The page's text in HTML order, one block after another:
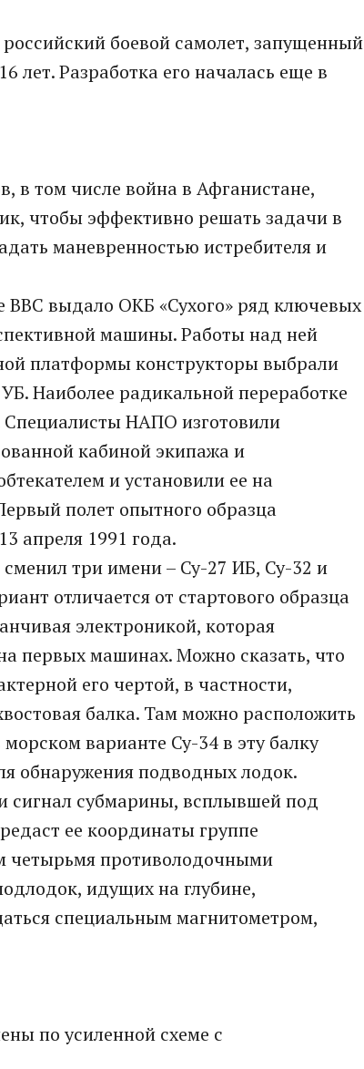
боевой самолет, запущенный
лет. Разработка его началась еще в
в том числе война в Афганистане,
чтобы эффективно решать задачи в
маневренностью истребителя и
ВВС выдало ОКБ «Сухого» ряд ключевых
машины. Работы над ней
платформы конструкторы выбрали
Наиболее радикальной переработке
Специалисты НАПО изготовили
кабиной экипажа и
и установили ее на
полет опытного образца
апреля 1991 года.
три имени – Су-27 ИБ, Су-32 и
отличается от стартового образца
электроникой, которая
первых машинах. Можно сказать, что
его чертой, в частности,
балка. Там можно расположить
варианте Су-34 в эту балку
обнаружения подводных лодок.
сигнал субмарины, всплывшей под
ее координаты группе
четырьмя противолодочными
идущих на глубине,
специальным магнитометром,
по усиленной схеме с